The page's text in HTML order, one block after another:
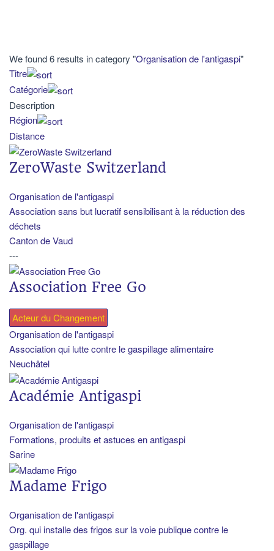
We found 6 results in category "Organisation de l'antigaspi"
Titre
Catégorie
Description
Région
Distance
ZeroWaste Switzerland
Organisation de l'antigaspi
Association sans but lucratif sensibilisant à la réduction des
déchets
Canton de Vaud
---
Association Free Go
Acteur du Changement
Organisation de l'antigaspi
Association qui lutte contre le gaspillage alimentaire
Neuchâtel
Académie Antigaspi
Organisation de l'antigaspi
Formations, produits et astuces en antigaspi
Sarine
Madame Frigo
Organisation de l'antigaspi
Org. qui installe des frigos sur la voie publique contre le
gaspillage